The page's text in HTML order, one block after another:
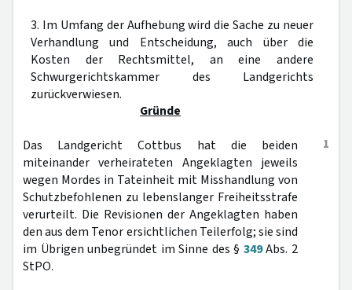
3. Im Umfang der Aufhebung wird die Sache zu neuer
Verhandlung und Entscheidung, auch über die
Kosten der Rechtsmittel, an eine andere
Schwurgerichtskammer des Landgerichts
zurückverwiesen.
Gründe
1
Das Landgericht Cottbus hat die beiden
miteinander verheirateten Angeklagten jeweils
wegen Mordes in Tateinheit mit Misshandlung von
Schutzbefohlenen zu lebenslanger Freiheitsstrafe
verurteilt. Die Revisionen der Angeklagten haben
den aus dem Tenor ersichtlichen Teilerfolg; sie sind
im Übrigen unbegründet im Sinne des § 349Abs. 2
StPO.